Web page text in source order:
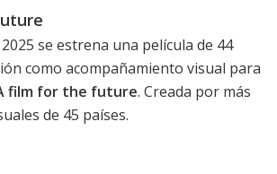
se estrena una película de 44
como acompañamiento visual para
film for the future. Creada por más
de 45 países.